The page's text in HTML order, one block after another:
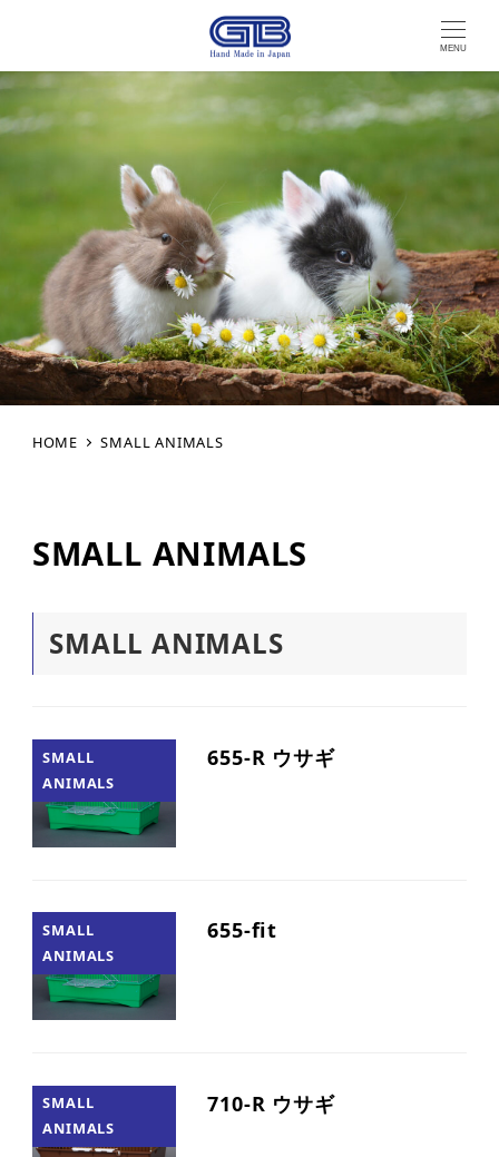
MENU
HOME SMALL ANIMALS
SMALL ANIMALS
SMALL ANIMALS
SMALL
ANIMALS
655-R ウサギ
SMALL
ANIMALS
655-fit
SMALL
ANIMALS
710-R ウサギ